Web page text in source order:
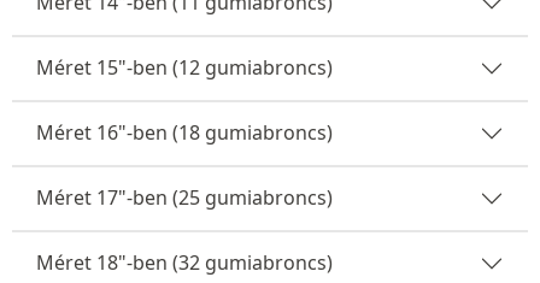
Méret 15"-ben (12 gumiabroncs)
Méret 16"-ben (18 gumiabroncs)
Méret 17"-ben (25 gumiabroncs)
Méret 18"-ben (32 gumiabroncs)